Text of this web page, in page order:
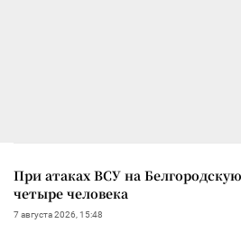
При атаках ВСУ на
четыре человека
7 августа 2026, 15:48